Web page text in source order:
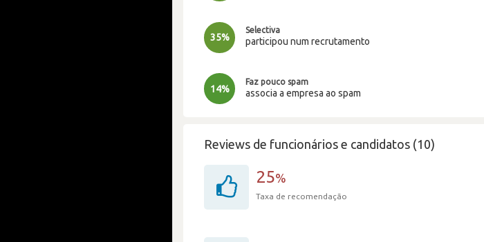
35%
Selectiva
participou num recrutamento
14%
Faz pouco spam
associa a empresa ao spam
Reviews de funcionários e candidatos (10)
25%
Taxa de recomendação